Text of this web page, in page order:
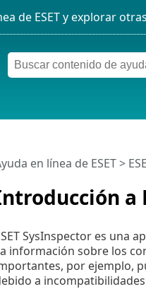
a
en línea de ESET>
SysInspector es una
información sobre los
por ejemplo,
a